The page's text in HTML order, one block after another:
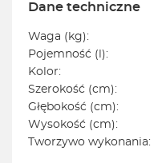
Dane techniczne
Waga (kg):
Pojemność (l):
Kolor:
Szerokość (cm):
Głębokość (cm):
Wysokość (cm):
Tworzywo wykonania: